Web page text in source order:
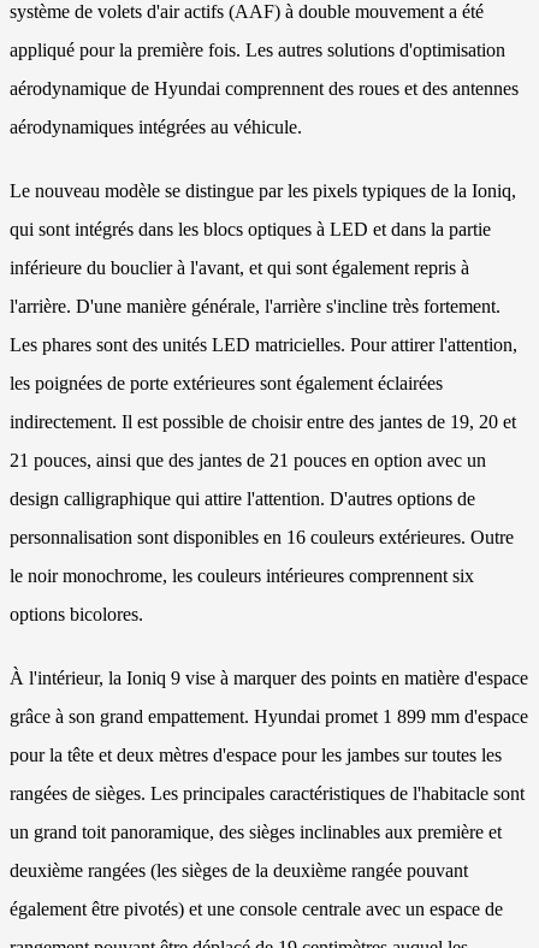
système de volets d'air actifs (AAF) à double mouvement a été
appliqué pour la première fois. Les autres solutions d'optimisation
aérodynamique de Hyundai comprennent des roues et des antennes
aérodynamiques intégrées au véhicule.
Le nouveau modèle se distingue par les pixels typiques de la Ioniq,
qui sont intégrés dans les blocs optiques à LED et dans la partie
inférieure du bouclier à l'avant, et qui sont également repris à
l'arrière. D'une manière générale, l'arrière s'incline très fortement.
Les phares sont des unités LED matricielles. Pour attirer l'attention,
les poignées de porte extérieures sont également éclairées
indirectement. Il est possible de choisir entre des jantes de 19, 20 et
21 pouces, ainsi que des jantes de 21 pouces en option avec un
design calligraphique qui attire l'attention. D'autres options de
personnalisation sont disponibles en 16 couleurs extérieures. Outre
le noir monochrome, les couleurs intérieures comprennent six
options bicolores.
À l'intérieur, la Ioniq 9 vise à marquer des points en matière d'espace
grâce à son grand empattement. Hyundai promet 1 899 mm d'espace
pour la tête et deux mètres d'espace pour les jambes sur toutes les
rangées de sièges. Les principales caractéristiques de l'habitacle sont
un grand toit panoramique, des sièges inclinables aux première et
deuxième rangées (les sièges de la deuxième rangée pouvant
également être pivotés) et une console centrale avec un espace de